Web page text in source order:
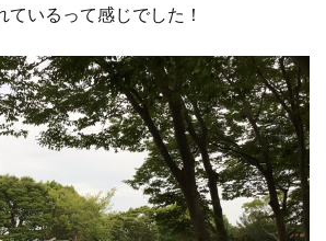
ているって感じでした！